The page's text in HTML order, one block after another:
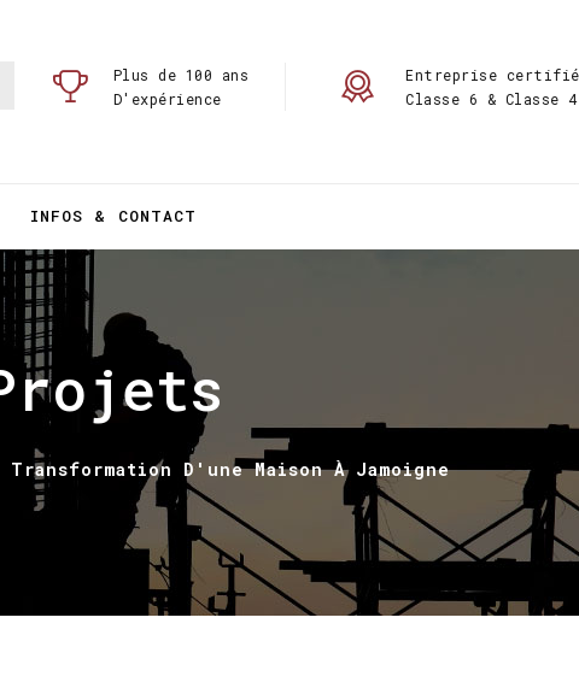
Plus de 100 ans
D'expérience
Entreprise
Classe 6 & Classe 4
INFOS & CONTACT
Transformation D'une Maison À Jamoigne